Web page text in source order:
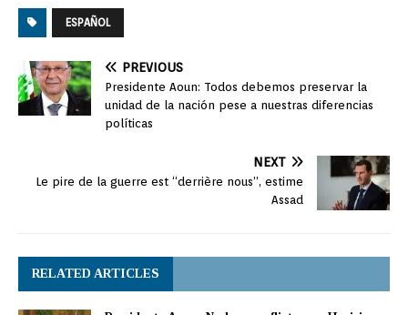
ESPAÑOL
PREVIOUS
Presidente Aoun: Todos debemos preservar la
unidad de la nación pese a nuestras diferencias
políticas
NEXT
Le pire de la guerre est “derrière nous”, estime
Assad
RELATED ARTICLES